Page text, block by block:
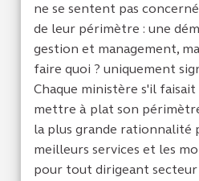
ne se sentent pas
de leur périmètre : une
gestion et management,
faire quoi ? uniquement
Chaque ministère s'il
mettre à plat son
la plus grande rationnalité
meilleurs services et les
pour tout dirigeant